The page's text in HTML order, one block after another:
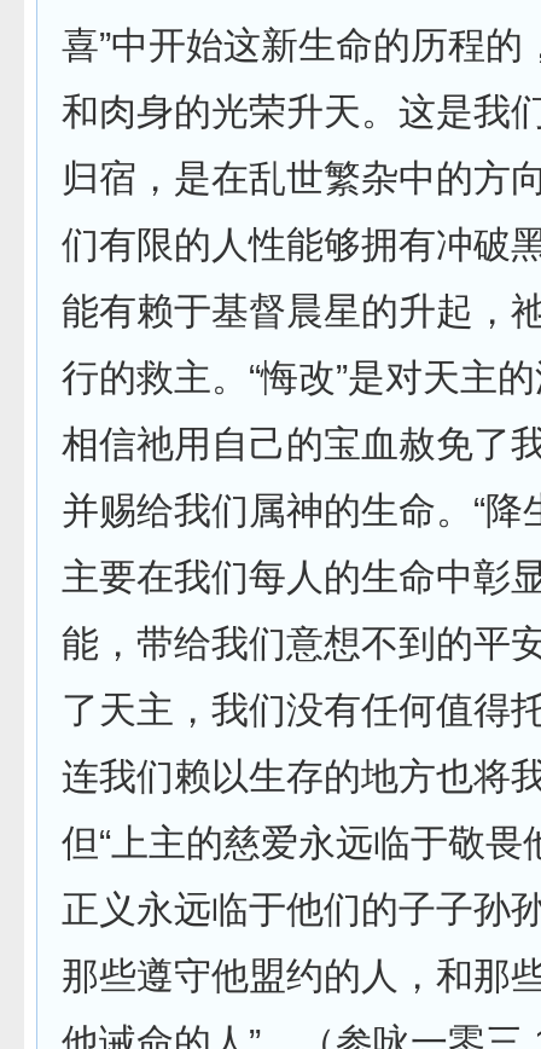
喜”中开始这新生命的历程的
和肉身的光荣升天。这是我
归宿，是在乱世繁杂中的方
们有限的人性能够拥有冲破
能有赖于基督晨星的升起，
行的救主。“悔改”是对天主
相信祂用自己的宝血赦免了
并赐给我们属神的生命。“降
主要在我们每人的生命中彰
能，带给我们意想不到的平
了天主，我们没有任何值得
连我们赖以生存的地方也将
但“上主的慈爱永远临于敬畏
正义永远临于他们的子子孙
那些遵守他盟约的人，和那